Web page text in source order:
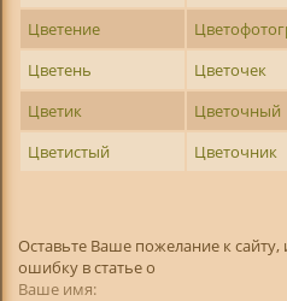
Цветение
Цветень
Цветочек
Цветик
Цветочный
Цветистый
Цветочник
Оставьте Ваше пожелание к
ошибку в статье о
Ваше имя: